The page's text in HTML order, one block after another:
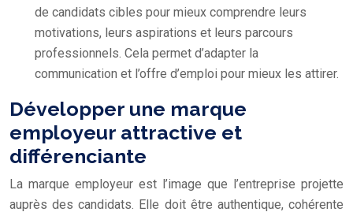
de candidats cibles pour mieux comprendre leurs
motivations, leurs aspirations et leurs parcours
professionnels. Cela permet d’adapter la
communication et l’offre d’emploi pour mieux les attirer.
Développer une marque
employeur attractive et
différenciante
La marque employeur est l’image que l’entreprise projette
auprès des candidats. Elle doit être authentique, cohérente